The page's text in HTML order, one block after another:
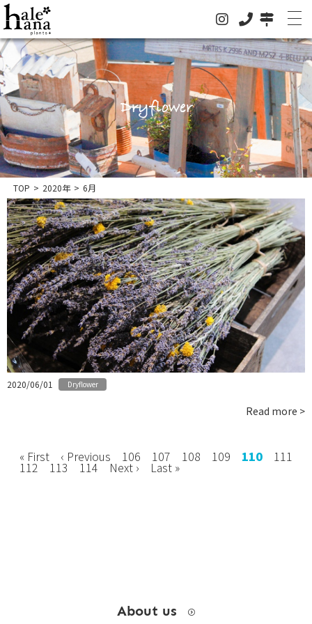
ホーム
オンラインストア
法人の方はこちらへ
お知らせ
グリーン
ドライフラワー
ハレハナについて
お問い合わせ
instagram
Dryflower
TOP > 2020年 > 6月
2020/06/01 Dryflower
Read more >
« First ‹ Previous 106 107 108 109 110 111
112 113 114 Next › Last »
About us